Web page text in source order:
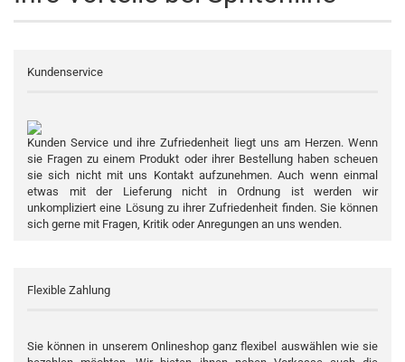
Kundenservice
Kunden Service und ihre Zufriedenheit liegt uns am Herzen. Wenn
sie Fragen zu einem Produkt oder ihrer Bestellung haben scheuen
sie sich nicht mit uns Kontakt aufzunehmen. Auch wenn einmal
etwas mit der Lieferung nicht in Ordnung ist werden wir
unkompliziert eine Lösung zu ihrer Zufriedenheit finden. Sie können
sich gerne mit Fragen, Kritik oder Anregungen an uns wenden.
Flexible Zahlung
Sie können in unserem Onlineshop ganz flexibel auswählen wie sie